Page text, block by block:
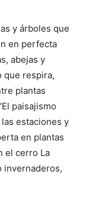
y árboles que
en perfecta
abejas y
que respira,
plantas
paisajismo
estaciones y
en plantas
el cerro La
invernaderos,